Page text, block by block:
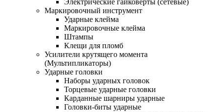
Электрические гайковерты (сетевые)
Маркировочный инструмент
Ударные клейма
Маркировочные клейма
Штампы
Клещи для пломб
Усилители крутящего момента
(Мультипликаторы)
Ударные головки
Наборы ударных головок
Торцевые ударные головки
Карданные шарниры ударные
Головки-биты ударные